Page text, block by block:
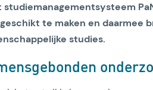
te maken en daarmee
studies.